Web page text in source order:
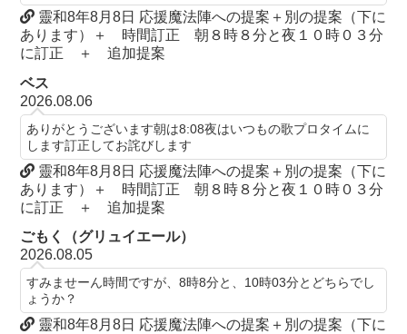
靈和8年8月8日 応援魔法陣への提案＋別の提案（下に
あります）＋ 時間訂正 朝８時８分と夜１０時０３分
に訂正 ＋ 追加提案
ベス
2026.08.06
ありがとうございます朝は8:08夜はいつもの歌プロタイムに
します訂正してお詫びします
靈和8年8月8日 応援魔法陣への提案＋別の提案（下に
あります）＋ 時間訂正 朝８時８分と夜１０時０３分
に訂正 ＋ 追加提案
ごもく（グリュイエール）
2026.08.05
すみませーん時間ですが、8時8分と、10時03分とどちらでし
ょうか？
靈和8年8月8日 応援魔法陣への提案＋別の提案（下に